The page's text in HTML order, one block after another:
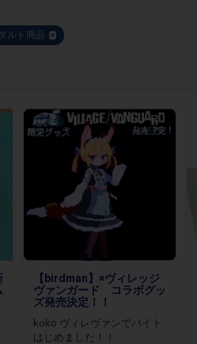
ルト商品 ×
【birdman】×ヴィレッジ
ヴァンガード コラボグッ
ズ発売決定！！
koko ヴィレヴァンでバイト
はじめました！！